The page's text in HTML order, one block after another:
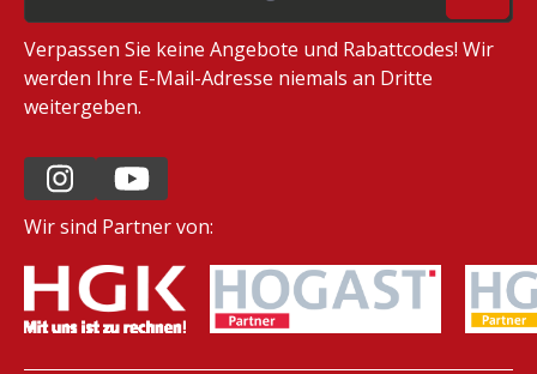
Verpassen Sie keine Angebote und Rabattcodes! Wir
werden Ihre E-Mail-Adresse niemals an Dritte
weitergeben.
Wir sind Partner von: